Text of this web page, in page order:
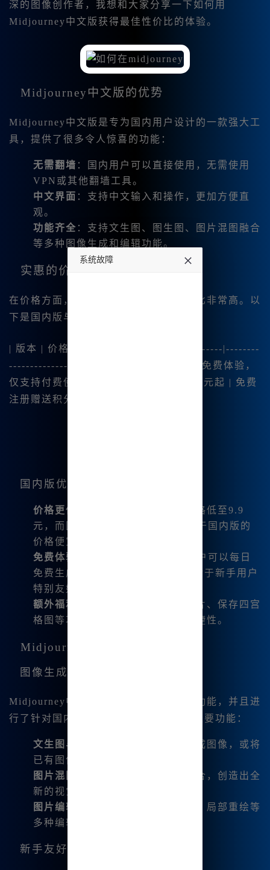
深的图像创作者，我想和大家分享一下如何用
Midjourney中文版获得最佳性价比的体验。
Midjourney中文版的优势
Midjourney中文版是专为国内用户设计的一款强大工
具，提供了很多令人惊喜的功能：
无需翻墙 ：国内用户可以直接使用，无需使用
VPN或其他翻墙工具。
中文界面 ：支持中文输入和操作，更加方便直
观。
功能齐全 ：支持文生图、图生图、图片混图融合
等多种图像生成和编辑功能。
实惠的价格对比
在价格方面，Midjourney中文版的性价比非常高。以
下是国内版与国际版的价格对比：
| 版本 | 价格 | 特点 | |------------|-------------|--------
----------------| | 国际版 | 10美元/月 | 无免费体验，
仅支持付费使用 | | 国内版 | 每月最低9.9元起 | 免费
注册赠送积分，支持每日生成图片 |
国内版优势
价格更低
：国内版的月会员套餐价格低至9.9
元，而国际版则需要10美元，相当于国内版的
价格便宜了大约60%。
免费体验
：注册后赠送25积分，用户可以每日
免费生成5张Midjourney图片，这对于新手用户
特别友好。
额外福利
：国内版支持一键分割图片、保存四宫
格图等功能，提升了用户体验的便捷性。
Midjourney中文版功能详解
图像生成与编辑
Midjourney中文版涵盖了国际版的所有功能，并且进
行了针对国内网络的优化。以下是一些主要功能：
文生图与图生图
：通过文字描述生成图像，或将
已有图像进行变幻、扩图等操作。
图片混图融合
：将多张图片进行融合，创造出全
新的视觉效果。
图片编辑
：支持微调、变幻、平移、局部重绘等
多种编辑方式，满足不同创作需求。
新手友好功能
系统故障